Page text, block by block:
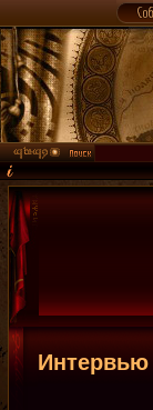
Интервью